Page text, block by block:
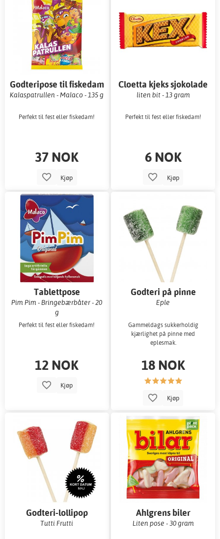
Godteripose til fiskedam
Kalaspatrullen - Malaco - 135 g
Perfekt til fest eller fiskedam!
37 NOK
Kjøp
Cloetta kjeks sjokolade
liten bit - 13 gram
Perfekt til fest eller fiskedam!
6 NOK
Kjøp
Tablettpose
Pim Pim - Bringebærbåter - 20
g
Perfekt til fest eller fiskedam!
12 NOK
Kjøp
Godteri på pinne
Eple
Gammeldags sukkerholdig
kjærlighet på pinne med
eplesmak.
18 NOK
Kjøp
Godteri-lollipop
Tutti Frutti
Ahlgrens biler
Liten pose - 30 gram